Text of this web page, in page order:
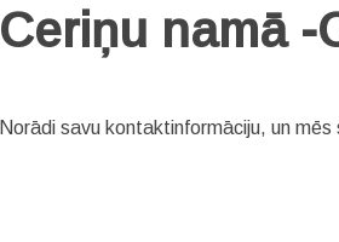
Ceriņu namā -
Norādi savu kontaktinformāciju, un